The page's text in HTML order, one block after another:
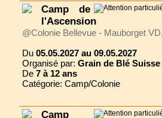
Camp de
l'Ascension
@Colonie Bellevue - Mauborget
Du 05.05.2027 au 09.05.2027
Organisé par: Grain de Blé Suisse
De 7 à 12 ans
Catégorie: Camp/Colonie
Camp